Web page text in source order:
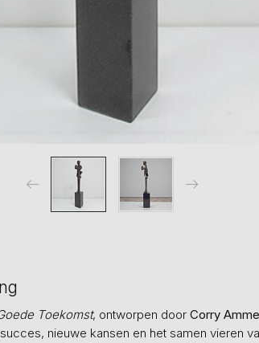
Toekomst, ontworpen door Corry
nieuwe kansen en het samen vieren